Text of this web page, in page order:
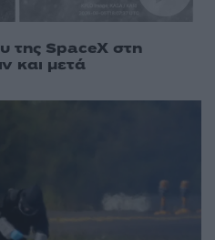
της SpaceX στη
και μετά